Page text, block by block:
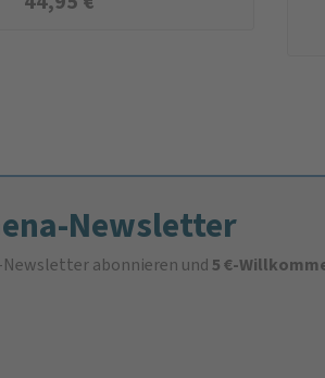
Newsletter
abonnieren und5 €-